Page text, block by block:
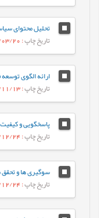
تاریخ چاپ: 1404/03/20
تاریخ چاپ: 1403/11/13
تاریخ چاپ: 1402/12/24
تاریخ چاپ: 1402/12/24